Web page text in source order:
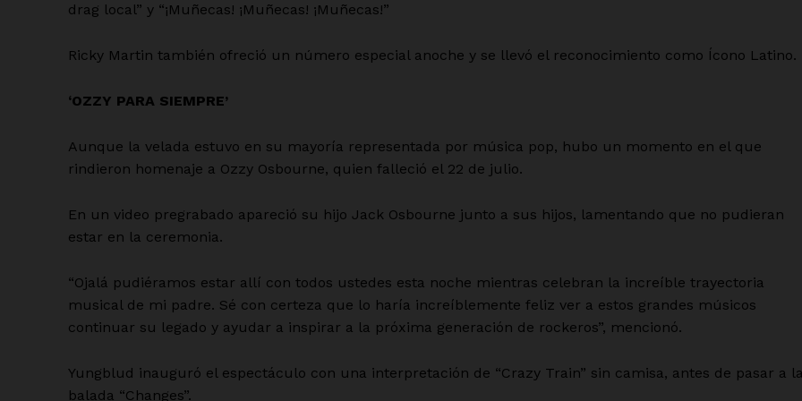
drag local” y “¡Muñecas! ¡Muñecas! ¡Muñecas!”
Ricky Martin también ofreció un número especial anoche y se llevó el reconocimiento como Ícono Latino.
‘OZZY PARA SIEMPRE’
Aunque la velada estuvo en su mayoría representada por música pop, hubo un momento en el que
rindieron homenaje a Ozzy Osbourne, quien falleció el 22 de julio.
En un video pregrabado apareció su hijo Jack Osbourne junto a sus hijos, lamentando que no pudieran
estar en la ceremonia.
“Ojalá pudiéramos estar allí con todos ustedes esta noche mientras celebran la increíble trayectoria
musical de mi padre. Sé con certeza que lo haría increíblemente feliz ver a estos grandes músicos
continuar su legado y ayudar a inspirar a la próxima generación de rockeros”, mencionó.
Yungblud inauguró el espectáculo con una interpretación de “Crazy Train” sin camisa, antes de pasar a
balada “Changes”.